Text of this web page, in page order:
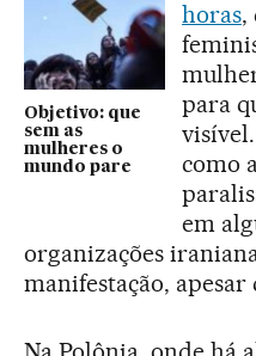
Objetivo: que
sem as
mulheres o
mundo pare
horas,
para
como
em
organizações
manifestação, apesar